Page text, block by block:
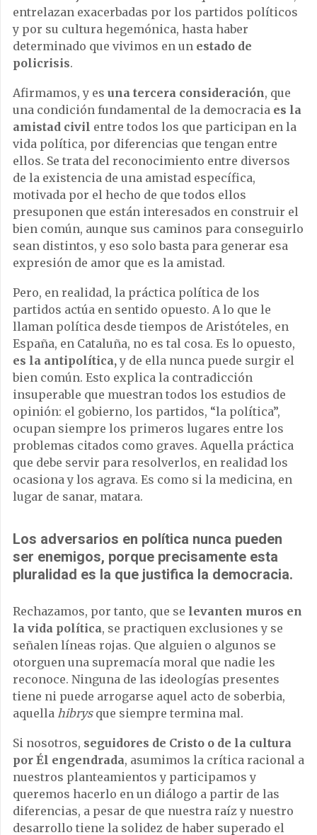
entrelazan exacerbadas por los partidos políticos
y por su cultura hegemónica, hasta haber
determinado que vivimos en un estado de
policrisis.
Afirmamos, y es una tercera consideración, que
una condición fundamental de la democracia es la
amistad civil entre todos los que participan en la
vida política, por diferencias que tengan entre
ellos. Se trata del reconocimiento entre diversos
de la existencia de una amistad específica,
motivada por el hecho de que todos ellos
presuponen que están interesados en construir el
bien común, aunque sus caminos para conseguirlo
sean distintos, y eso solo basta para generar esa
expresión de amor que es la amistad.
Pero, en realidad, la práctica política de los
partidos actúa en sentido opuesto. A lo que le
llaman política desde tiempos de Aristóteles, en
España, en Cataluña, no es tal cosa. Es lo opuesto,
es la antipolítica,y de ella nunca puede surgir el
bien común. Esto explica la contradicción
insuperable que muestran todos los estudios de
opinión: el gobierno, los partidos, “la política”,
ocupan siempre los primeros lugares entre los
problemas citados como graves. Aquella práctica
que debe servir para resolverlos, en realidad los
ocasiona y los agrava. Es como si la medicina, en
lugar de sanar, matara.
Los adversarios en política nunca pueden
ser enemigos, porque precisamente esta
pluralidad es la que justifica la democracia.
Rechazamos, por tanto, que se levanten muros en
la vida política, se practiquen exclusiones y se
señalen líneas rojas. Que alguien o algunos se
otorguen una supremacía moral que nadie les
reconoce. Ninguna de las ideologías presentes
tiene ni puede arrogarse aquel acto de soberbia,
aquella hibrysque siempre termina mal.
Si nosotros, seguidores de Cristo o de la cultura
por Él engendrada, asumimos la crítica racional a
nuestros planteamientos y participamos y
queremos hacerlo en un diálogo a partir de las
diferencias, a pesar de que nuestra raíz y nuestro
desarrollo tiene la solidez de haber superado el